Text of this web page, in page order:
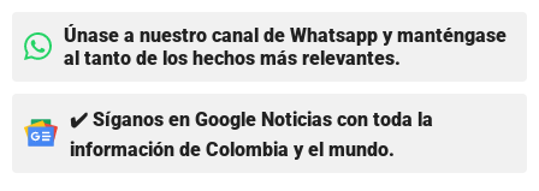
Únase a nuestro canal de Whatsapp y manténgase
al tanto de los hechos más relevantes.
✔️ Síganos en Google Noticias con toda la
información de Colombia y el mundo.